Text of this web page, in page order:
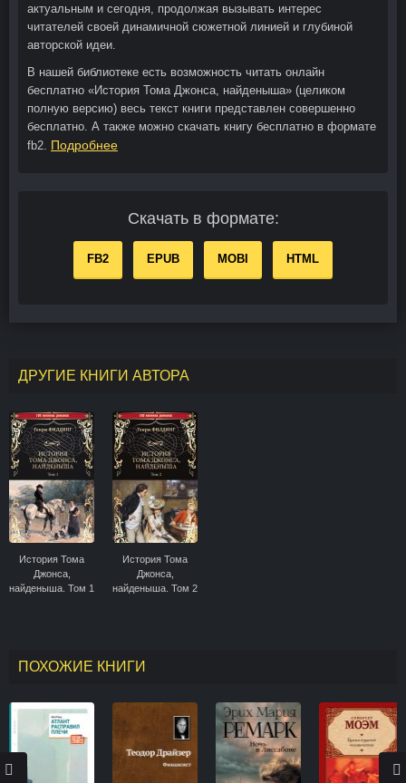
актуальным и сегодня, продолжая вызывать интерес
читателей своей динамичной сюжетной линией и глубиной
авторской идеи.
В нашей библиотеке есть возможность читать онлайн
бесплатно «История Тома Джонса, найденыша» (целиком
полную версию) весь текст книги представлен совершенно
бесплатно. А также можно скачать книгу бесплатно в формате
fb2. Подробнее
Скачать в формате:
FB2 EPUB MOBI HTML
ДРУГИЕ КНИГИ АВТОРА
История Тома
Джонса,
найденыша. Том 1
История Тома
Джонса,
найденыша. Том 2
ПОХОЖИЕ КНИГИ